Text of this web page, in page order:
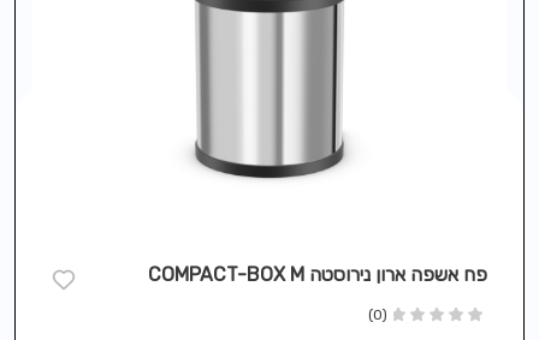
פח אשפה ארון נירוסטה COMPACT-BOX M
(0)